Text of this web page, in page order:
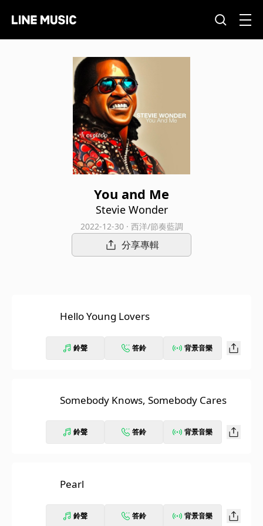
You and Me
Stevie Wonder
2022-12-30 · 西洋/節奏藍調
分享專輯
Hello Young Lovers
鈴聲 答鈴 背景音樂
Somebody Knows, Somebody Cares
鈴聲 答鈴 背景音樂
Pearl
鈴聲 答鈴 背景音樂